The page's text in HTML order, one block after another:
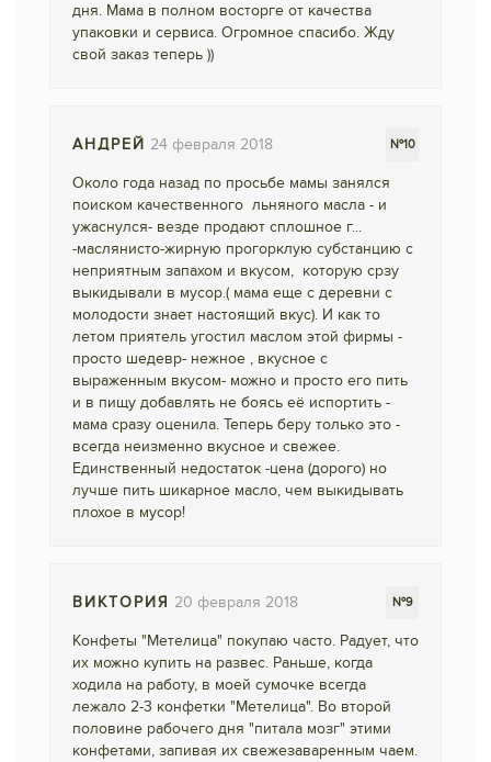
дня. Мама в полном восторге от качества
упаковки и сервиса. Огромное спасибо. Жду
свой заказ теперь ))
АНДРЕЙ 24 февраля 2018 №10
Около года назад по просьбе мамы занялся
поиском качественного льняного масла - и
ужаснулся- везде продают сплошное г...
-маслянисто-жирную прогорклую субстанцию с
неприятным запахом и вкусом, которую срзу
выкидывали в мусор.( мама еще с деревни с
молодости знает настоящий вкус). И как то
летом приятель угостил маслом этой фирмы -
просто шедевр- нежное , вкусное с
выраженным вкусом- можно и просто его пить
и в пищу добавлять не боясь её испортить -
мама сразу оценила. Теперь беру только это -
всегда неизменно вкусное и свежее.
Единственный недостаток -цена (дорого) но
лучше пить шикарное масло, чем выкидывать
плохое в мусор!
ВИКТОРИЯ 20 февраля 2018 №9
Конфеты "Метелица" покупаю часто. Радует, что
их можно купить на развес. Раньше, когда
ходила на работу, в моей сумочке всегда
лежало 2-3 конфетки "Метелица". Во второй
половине рабочего дня "питала мозг" этими
конфетами, запивая их свежезаваренным чаем.